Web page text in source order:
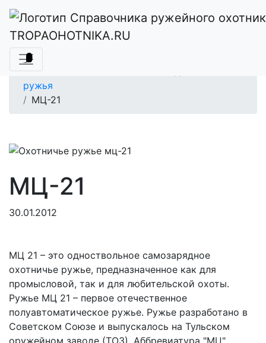
TROPAOHOTNIKA.RU
Главная
Справочник ружейного охотника
Оружие для охоты
Классификация охотничьего оружия
Гладкоствольные охотничьи ружья
Отечественные охотничьи гладкоствольные
ружья
МЦ-21
МЦ-21
30.01.2012
МЦ 21 – это одноствольное самозарядное
охотничье ружье, предназначенное как для
промысловой, так и для любительской охоты.
Ружье МЦ 21 – первое отечественное
полуавтоматическое ружье. Ружье разработано в
Советском Союзе и выпускалось на Тульском
оружейном заводе (ТОЗ). Аббревиатура "МЦ"